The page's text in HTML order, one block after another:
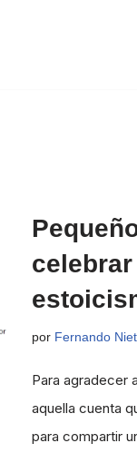
por Fernando
Para agradecer
aquella cuenta
para compartir